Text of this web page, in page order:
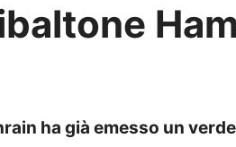
ha già emesso un